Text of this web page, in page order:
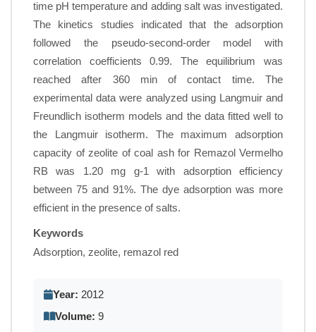
time pH temperature and adding salt was investigated.
The kinetics studies indicated that the adsorption
followed the pseudo-second-order model with
correlation coefficients 0.99. The equilibrium was
reached after 360 min of contact time. The
experimental data were analyzed using Langmuir and
Freundlich isotherm models and the data fitted well to
the Langmuir isotherm. The maximum adsorption
capacity of zeolite of coal ash for Remazol Vermelho
RB was 1.20 mg g-1 with adsorption efficiency
between 75 and 91%. The dye adsorption was more
efficient in the presence of salts.
Keywords
Adsorption, zeolite, remazol red
Year: 2012
Volume: 9